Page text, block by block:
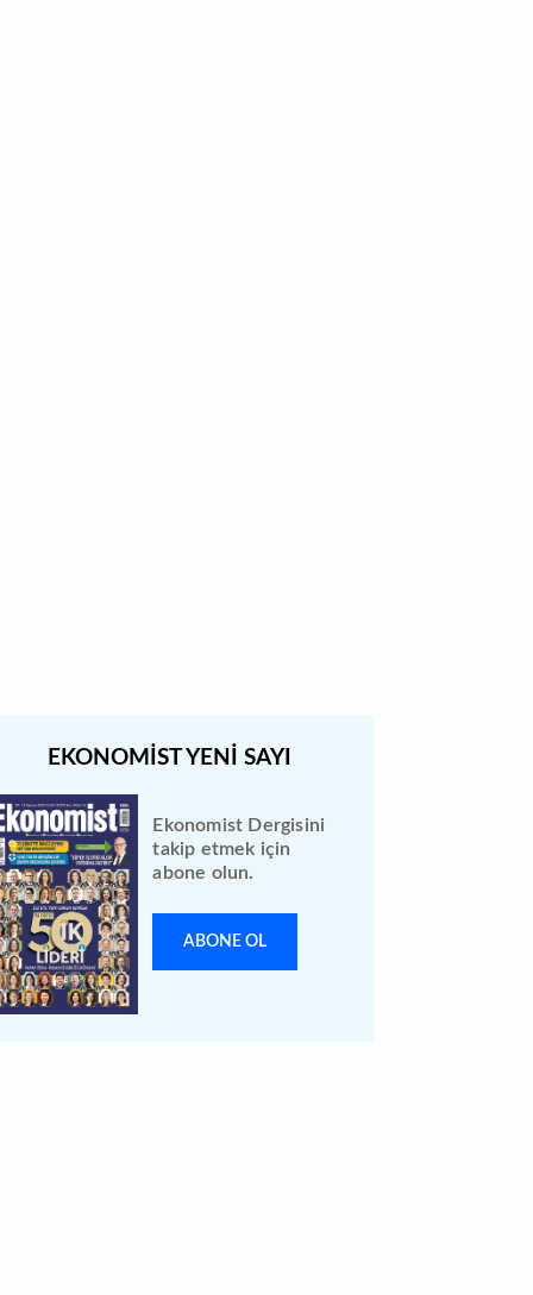
Ekonomist Dergisini
takip etmek için
abone olun.
ABONE OL